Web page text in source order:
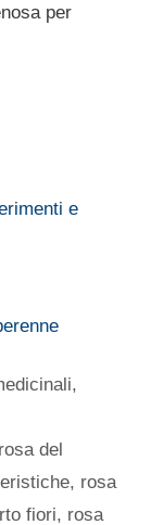
per
e
rosa del
, rosa
fiori, rosa